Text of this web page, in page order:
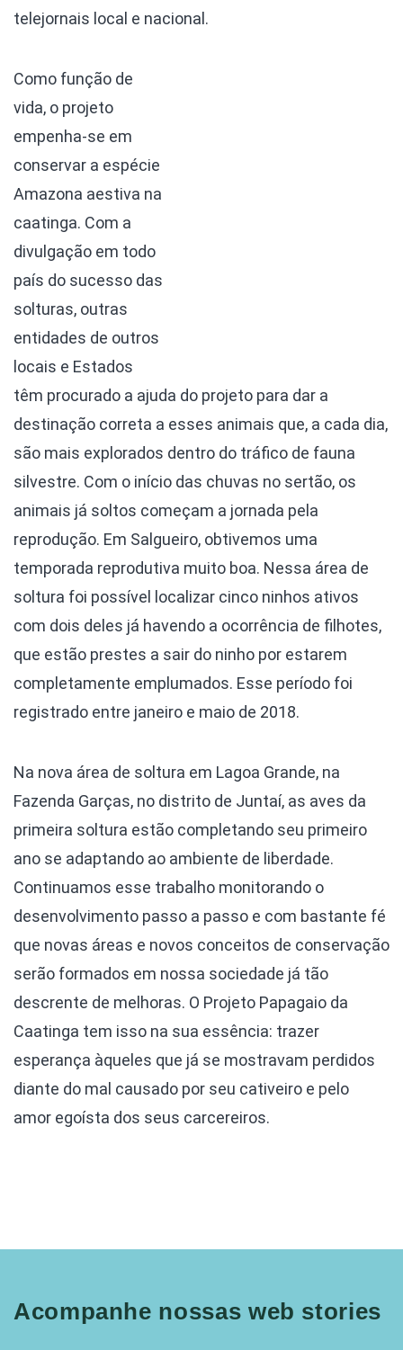
telejornais local e nacional.
Como função de
vida, o projeto
empenha-se em
conservar a espécie
Amazona aestiva na
caatinga. Com a
divulgação em todo
país do sucesso das
solturas, outras
entidades de outros
locais e Estados
têm procurado a ajuda do projeto para dar a
destinação correta a esses animais que, a cada dia,
são mais explorados dentro do tráfico de fauna
silvestre. Com o início das chuvas no sertão, os
animais já soltos começam a jornada pela
reprodução. Em Salgueiro, obtivemos uma
temporada reprodutiva muito boa. Nessa área de
soltura foi possível localizar cinco ninhos ativos
com dois deles já havendo a ocorrência de filhotes,
que estão prestes a sair do ninho por estarem
completamente emplumados. Esse período foi
registrado entre janeiro e maio de 2018.
Na nova área de soltura em Lagoa Grande, na
Fazenda Garças, no distrito de Juntaí, as aves da
primeira soltura estão completando seu primeiro
ano se adaptando ao ambiente de liberdade.
Continuamos esse trabalho monitorando o
desenvolvimento passo a passo e com bastante fé
que novas áreas e novos conceitos de conservação
serão formados em nossa sociedade já tão
descrente de melhoras. O Projeto Papagaio da
Caatinga tem isso na sua essência: trazer
esperança àqueles que já se mostravam perdidos
diante do mal causado por seu cativeiro e pelo
amor egoísta dos seus carcereiros.
Acompanhe nossas web stories